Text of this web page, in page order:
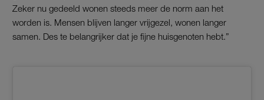
Zeker nu gedeeld wonen steeds meer de norm aan het
worden is. Mensen blijven langer vrijgezel, wonen langer
samen. Des te belangrijker dat je fijne huisgenoten hebt.”